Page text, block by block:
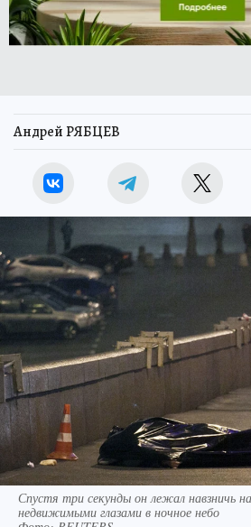
Андрей РЯБЦЕВ
Спустя три секунды он лежал навзничь
недвижимыми глазами в ночное небо